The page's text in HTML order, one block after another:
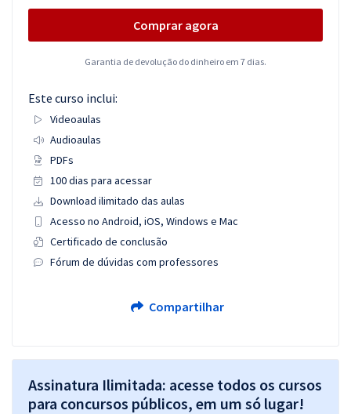
Comprar agora
Garantia de devolução do dinheiro em 7 dias.
Este curso inclui:
Videoaulas
Audioaulas
PDFs
100 dias para acessar
Download ilimitado das aulas
Acesso no Android, iOS, Windows e Mac
Certificado de conclusão
Fórum de dúvidas com professores
Compartilhar
Assinatura Ilimitada: acesse todos os cursos
para concursos públicos, em um só lugar!